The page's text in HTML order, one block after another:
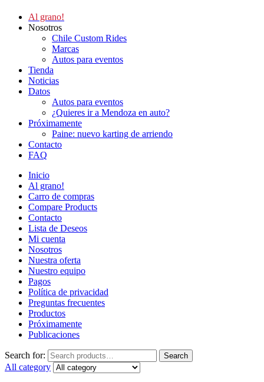
Al grano!
Nosotros
Chile Custom Rides
Marcas
Autos para eventos
Tienda
Noticias
Datos
Autos para eventos
¿Quieres ir a Mendoza en auto?
Próximamente
Paine: nuevo karting de arriendo
Contacto
FAQ
Inicio
Al grano!
Carro de compras
Compare Products
Contacto
Lista de Deseos
Mi cuenta
Nosotros
Nuestra oferta
Nuestro equipo
Pagos
Política de privacidad
Preguntas frecuentes
Productos
Próximamente
Publicaciones
Search for: Search
All category